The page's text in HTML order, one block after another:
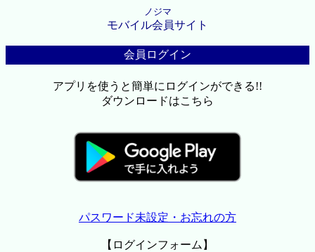
ノジマ
モバイル会員サイト
会員ログイン
アプリを使うと簡単にログインができる!!
ダウンロードはこちら
パスワード未設定・お忘れの方
【ログインフォーム】